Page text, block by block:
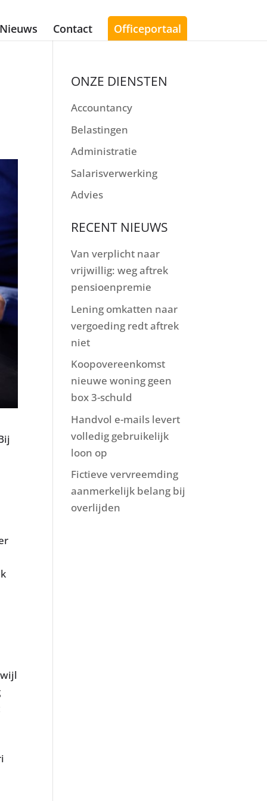
Nieuws Contact Officeportaal
ONZE DIENSTEN
Accountancy
Belastingen
Administratie
Salarisverwerking
Advies
RECENT NIEUWS
Van verplicht naar
vrijwillig: weg aftrek
pensioenpremie
Lening omkatten naar
vergoeding redt aftrek
niet
Koopovereenkomst
nieuwe woning geen
box 3-schuld
Handvol e-mails levert
volledig gebruikelijk
loon op
Fictieve vervreemding
aanmerkelijk belang bij
overlijden